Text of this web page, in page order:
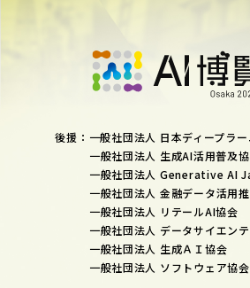
後援：一般社団法人 日本ディープラ
一般社団法人 生成AI活用普及
一般社団法人 Generative AI
一般社団法人 金融データ活用
一般社団法人 リテールAI協会
一般社団法人 データサイエン
一般社団法人 生成ＡＩ協会
一般社団法人 ソフトウェア協会